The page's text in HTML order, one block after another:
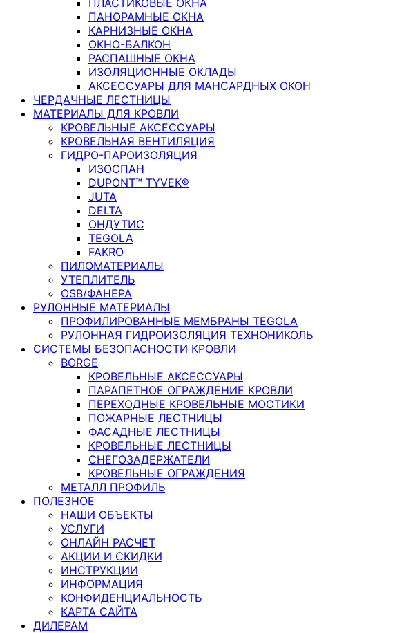
ПАНОРАМНЫЕ ОКНА
КАРНИЗНЫЕ ОКНА
ОКНО-БАЛКОН
РАСПАШНЫЕ ОКНА
ИЗОЛЯЦИОННЫЕ ОКЛАДЫ
АКСЕССУАРЫ ДЛЯ МАНСАРДНЫХ ОКОН
ЧЕРДАЧНЫЕ ЛЕСТНИЦЫ
МАТЕРИАЛЫ ДЛЯ КРОВЛИ
КРОВЕЛЬНЫЕ АКСЕССУАРЫ
КРОВЕЛЬНАЯ ВЕНТИЛЯЦИЯ
ГИДРО-ПАРОИЗОЛЯЦИЯ
ИЗОСПАН
DUPONT™ TYVEK®
JUTA
DELTA
ОНДУТИС
TEGOLA
FAKRO
ПИЛОМАТЕРИАЛЫ
УТЕПЛИТЕЛЬ
OSB/ФАНЕРА
РУЛОННЫЕ МАТЕРИАЛЫ
ПРОФИЛИРОВАННЫЕ МЕМБРАНЫ TEGOLA
РУЛОННАЯ ГИДРОИЗОЛЯЦИЯ ТЕХНОНИКОЛЬ
СИСТЕМЫ БЕЗОПАСНОСТИ КРОВЛИ
BORGE
КРОВЕЛЬНЫЕ АКСЕССУАРЫ
ПАРАПЕТНОЕ ОГРАЖДЕНИЕ КРОВЛИ
ПЕРЕХОДНЫЕ КРОВЕЛЬНЫЕ МОСТИКИ
ПОЖАРНЫЕ ЛЕСТНИЦЫ
ФАСАДНЫЕ ЛЕСТНИЦЫ
КРОВЕЛЬНЫЕ ЛЕСТНИЦЫ
СНЕГОЗАДЕРЖАТЕЛИ
КРОВЕЛЬНЫЕ ОГРАЖДЕНИЯ
МЕТАЛЛ ПРОФИЛЬ
ПОЛЕЗНОЕ
НАШИ ОБЪЕКТЫ
УСЛУГИ
ОНЛАЙН РАСЧЕТ
АКЦИИ И СКИДКИ
ИНСТРУКЦИИ
ИНФОРМАЦИЯ
КОНФИДЕНЦИАЛЬНОСТЬ
КАРТА САЙТА
ДИЛЕРАМ